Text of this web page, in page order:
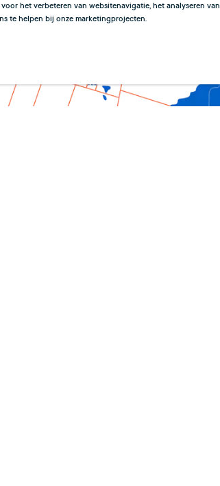
het verbeteren van websitenavigatie, het analyseren van
te helpen bij onze marketingprojecten.